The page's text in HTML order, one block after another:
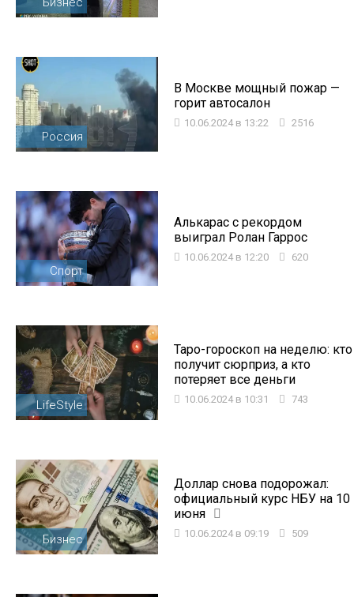
Россия
В Москве мощный пожар —
горит автосалон
10.06.2024 в 13:22 2516
Спорт
Алькарас с рекордом
выиграл Ролан Гаррос
10.06.2024 в 12:20 620
LifeStyle
Таро-гороскоп на неделю: кто
получит сюрприз, а кто
потеряет все деньги
10.06.2024 в 10:31 743
Бизнес
Доллар снова подорожал:
официальный курс НБУ на 10
июня
10.06.2024 в 09:19 509